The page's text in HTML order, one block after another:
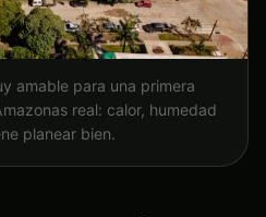
amable para una primera
real: calor, humedad
planear bien.